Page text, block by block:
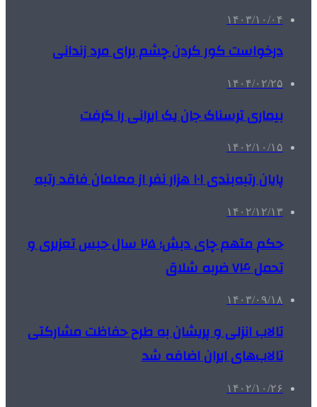
۱۴۰۳/۱۰/۰۴
درخواست کور کردن چشم برای مرد زندانی
۱۴۰۴/۰۲/۲۵
بیماری ترسناک جان یک ایرانی را گرفت
۱۴۰۲/۱۰/۱۵
پایان رتبه‌بندی ۱۰۱ هزار نفر از معلمان فاقد رتبه
۱۴۰۲/۱۲/۱۳
حکم متهم چای دبش؛ ٢۵ سال حبس تعزیری و
تحمل ٧۴ ضربه شلاق
۱۴۰۳/۰۹/۱۸
تالاب انزلی و پریشان به طرح حفاظت مشارکتی
تالاب‌های ایران اضافه شد
۱۴۰۲/۱۰/۲۶